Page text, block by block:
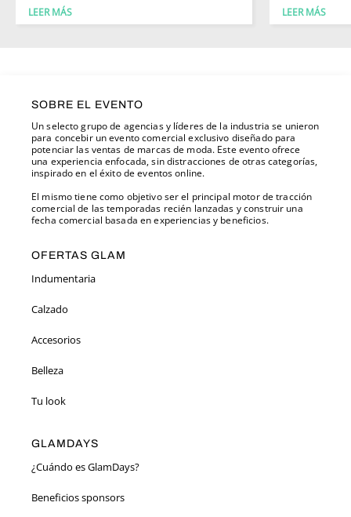
LEER MÁS LEER MÁS
SOBRE EL EVENTO
Un selecto grupo de agencias y líderes de la industria se unieron
para concebir un evento comercial exclusivo diseñado para
potenciar las ventas de marcas de moda. Este evento ofrece
una experiencia enfocada, sin distracciones de otras categorías,
inspirado en el éxito de eventos online.
El mismo tiene como objetivo ser el principal motor de tracción
comercial de las temporadas recién lanzadas y construir una
fecha comercial basada en experiencias y beneficios.
OFERTAS GLAM
Indumentaria
Calzado
Accesorios
Belleza
Tu look
GLAMDAYS
¿Cuándo es GlamDays?
Beneficios sponsors